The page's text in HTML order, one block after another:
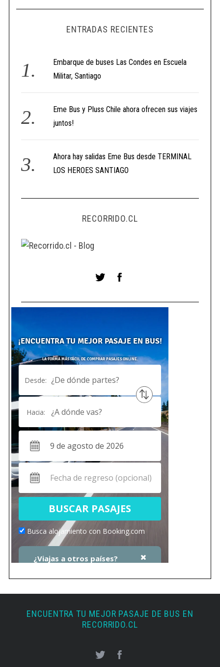
ENTRADAS RECIENTES
Embarque de buses Las Condes en Escuela
Militar, Santiago
Eme Bus y Pluss Chile ahora ofrecen sus viajes
juntos!
Ahora hay salidas Eme Bus desde TERMINAL
LOS HEROES SANTIAGO
RECORRIDO.CL
ENCUENTRA TU MEJOR PASAJE DE BUS EN
RECORRIDO.CL